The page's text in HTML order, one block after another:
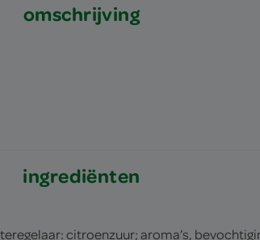
omschrijving
ingrediënten
citroenzuur; aroma’s,